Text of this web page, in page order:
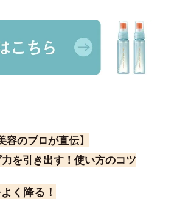
容のプロが直伝】
を引き出す！使い方のコツ
く降る！